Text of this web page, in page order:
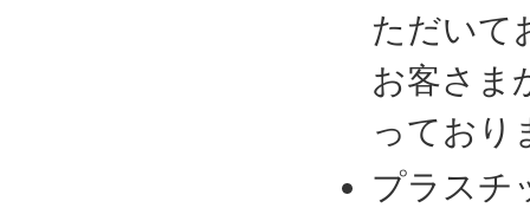
ただいて
お客さま
っており
プラスチ